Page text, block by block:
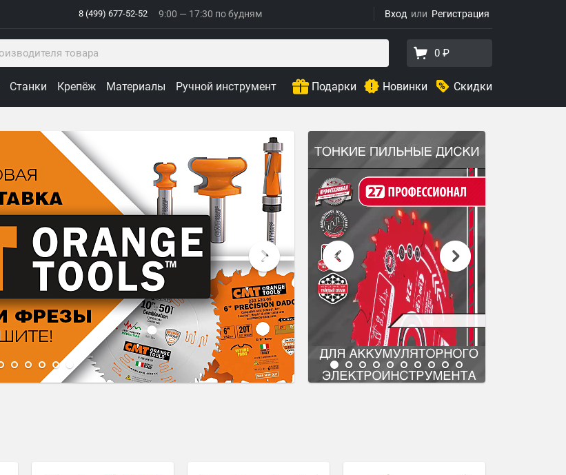
Вход Регистрация
8 (499) 677-52-52 9:00 — 17:30 по будням
0 ₽
Станки Крепёж Материалы Ручной инструмент Подарки Новинки Скидки
2 3 4 5 6 7 8 10